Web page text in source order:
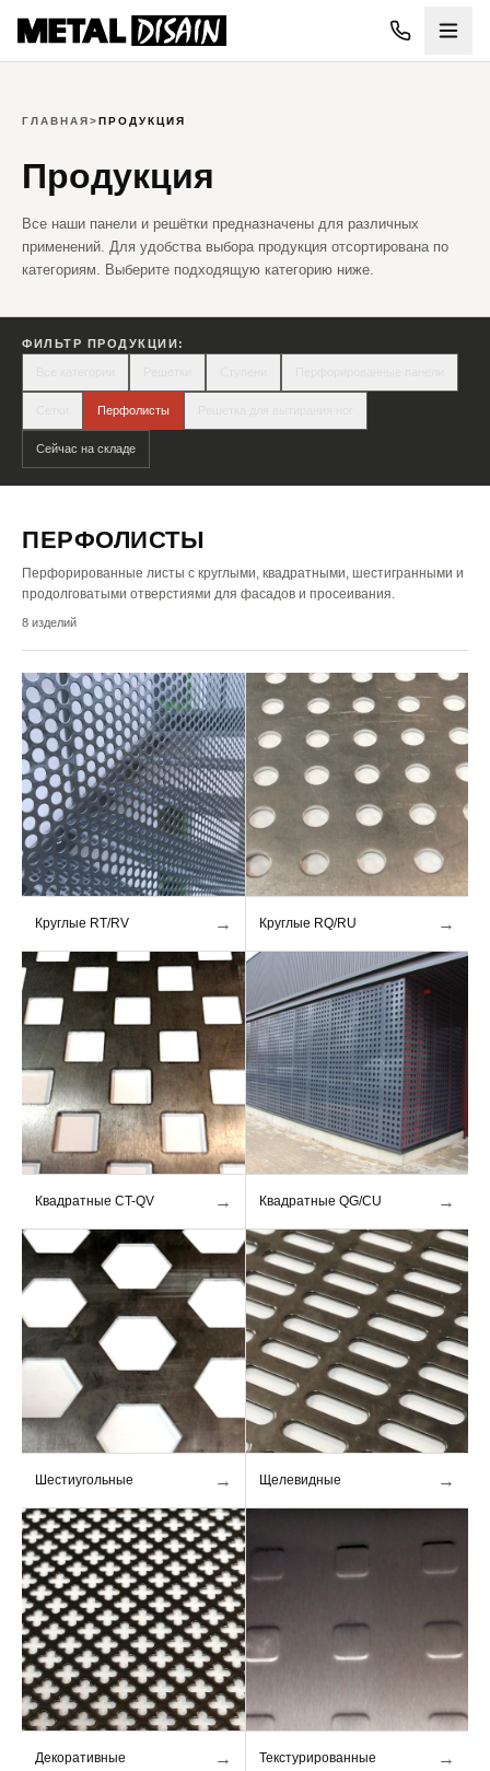
ГЛАВНАЯ>ПРОДУКЦИЯ
Продукция
Все наши панели и решётки предназначены для различных
применений. Для удобства выбора продукция отсортирована по
категориям. Выберите подходящую категорию ниже.
ФИЛЬТР ПРОДУКЦИИ:
Перфолисты
Сейчас на складе
ПЕРФОЛИСТЫ
Перфорированные листы с круглыми, квадратными, шестигранными и
продолговатыми отверстиями для фасадов и просеивания.
8 изделий
Круглые RT/RV → Круглые RQ/RU →
Квадратные CT-QV → Квадратные QG/CU →
Шестиугольные → Щелевидные →
Декоративные → Текстурированные →